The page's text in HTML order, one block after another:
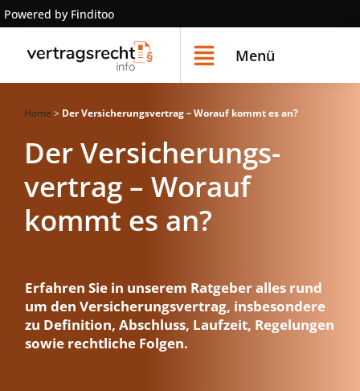
Powered by Finditoo
Menü
Home > Der Versicherungsvertrag – Worauf kommt es an?
Der Versicherungs­
vertrag – Worauf
kommt es an?
Erfahren Sie in unserem Ratgeber alles rund
um den Versicherungsvertrag, insbesondere
zu Definition, Abschluss, Laufzeit, Regelungen
sowie rechtliche Folgen.